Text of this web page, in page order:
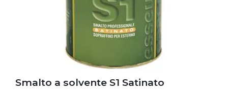
Smalto a solvente S1 Satinato